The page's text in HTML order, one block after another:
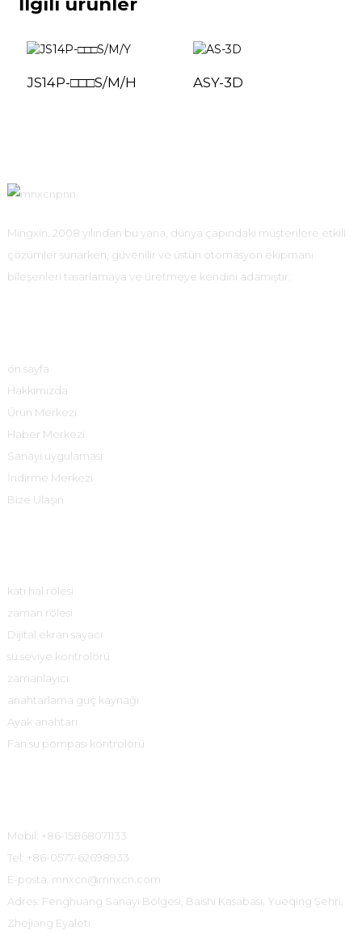
JS14P-□□□S/M/H ASY-3D
Mingxin, 2008 yılından bu yana, dünya çapındaki müşterilere etkili
çözümler sunarken, güvenilir ve üstün otomasyon ekipmanı
bileşenleri tasarlamaya ve üretmeye kendini adamıştır.
ön sayfa
Hakkımızda
Ürün Merkezi
Haber Merkezi
Sanayi uygulaması
İndirme Merkezi
Bize Ulaşın
katı hal rölesi
zaman rölesi
Dijital ekran sayacı
su seviye kontrolörü
zamanlayıcı
anahtarlama güç kaynağı
Ayak anahtarı
Fan su pompası kontrolörü
Mobil: +86-15868071133
Tel: +86-0577-62698933
E-posta: mnxcn@mnxcn.com
Adres: Fenghuang Sanayi Bölgesi, Baishi Kasabası, Yueqing Şehri,
Zhejiang Eyaleti